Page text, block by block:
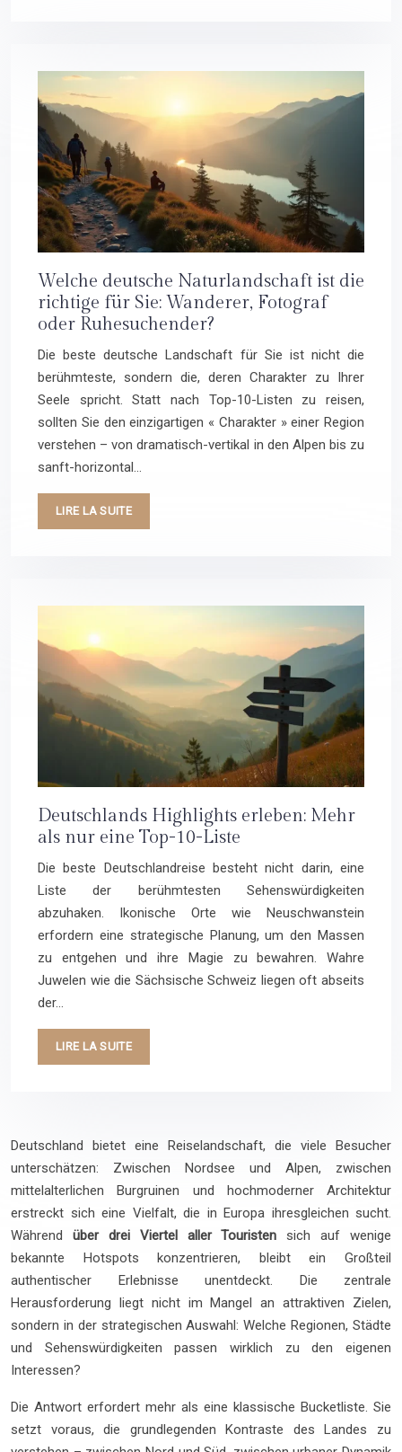
Welche deutsche Naturlandschaft ist die
richtige für Sie: Wanderer, Fotograf
oder Ruhesuchender?
Die beste deutsche Landschaft für Sie ist nicht die
berühmteste, sondern die, deren Charakter zu Ihrer
Seele spricht. Statt nach Top-10-Listen zu reisen,
sollten Sie den einzigartigen « Charakter » einer Region
verstehen – von dramatisch-vertikal in den Alpen bis zu
sanft-horizontal…
LIRE LA SUITE
Deutschlands Highlights erleben: Mehr
als nur eine Top-10-Liste
Die beste Deutschlandreise besteht nicht darin, eine
Liste der berühmtesten Sehenswürdigkeiten
abzuhaken. Ikonische Orte wie Neuschwanstein
erfordern eine strategische Planung, um den Massen
zu entgehen und ihre Magie zu bewahren. Wahre
Juwelen wie die Sächsische Schweiz liegen oft abseits
der…
LIRE LA SUITE
Deutschland bietet eine Reiselandschaft, die viele Besucher
unterschätzen: Zwischen Nordsee und Alpen, zwischen
mittelalterlichen Burgruinen und hochmoderner Architektur
erstreckt sich eine Vielfalt, die in Europa ihresgleichen sucht.
Während über drei Viertel aller Touristen sich auf wenige
bekannte Hotspots konzentrieren, bleibt ein Großteil
authentischer Erlebnisse unentdeckt. Die zentrale
Herausforderung liegt nicht im Mangel an attraktiven Zielen,
sondern in der strategischen Auswahl: Welche Regionen, Städte
und Sehenswürdigkeiten passen wirklich zu den eigenen
Interessen?
Die Antwort erfordert mehr als eine klassische Bucketliste. Sie
setzt voraus, die grundlegenden Kontraste des Landes zu